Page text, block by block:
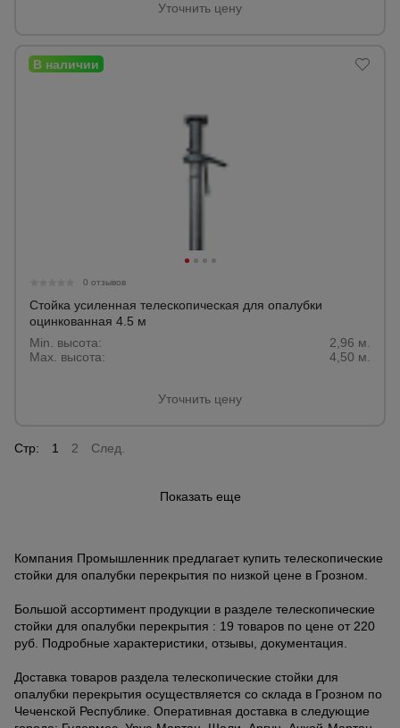
Уточнить цену
0 отзывов
Стойка усиленная телескопическая для опалубки
оцинкованная 4.5 м
Min. высота:
2,96 м.
Max. высота:
4,50 м.
Уточнить цену
Стр: 1 2 След.
Показать еще
Компания Промышленник предлагает купить телескопические
стойки для опалубки перекрытия по низкой цене в Грозном.
Большой ассортимент продукции в разделе телескопические
стойки для опалубки перекрытия : 19 товаров по цене от 220
руб. Подробные характеристики, отзывы, документация.
Доставка товаров раздела телескопические стойки для
опалубки перекрытия осуществляется со склада в Грозном по
Чеченской Республике. Оперативная доставка в следующие